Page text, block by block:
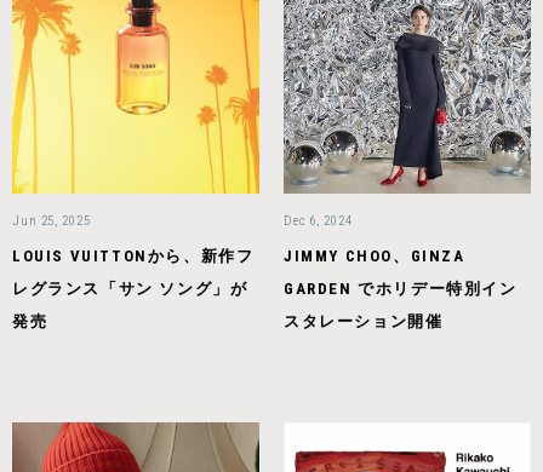
Jun 25, 2025
LOUIS VUITTONから、新作フ
レグランス「サン ソング」が
発売
Dec 6, 2024
JIMMY CHOO、GINZA
GARDEN でホリデー特別イン
スタレーション開催